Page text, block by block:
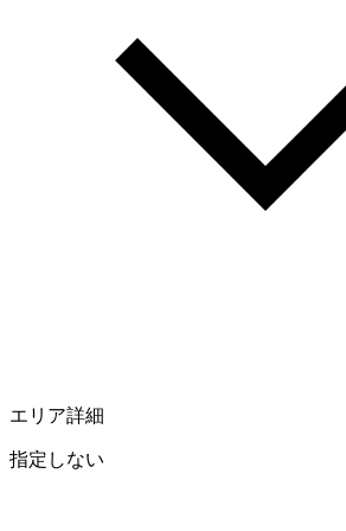
エリア詳細
指定しない